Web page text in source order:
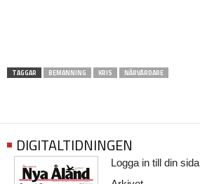
TAGGAR BEMANNING KRIS NÄRVÅRDARE
DIGITALTIDNINGEN
Logga in till din sida